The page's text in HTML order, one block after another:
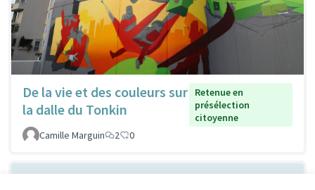
De la vie et des couleurs sur
la dalle du Tonkin
Retenue en
présélection
citoyenne
Camille Marguin
2 0